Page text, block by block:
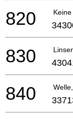
820
830
840